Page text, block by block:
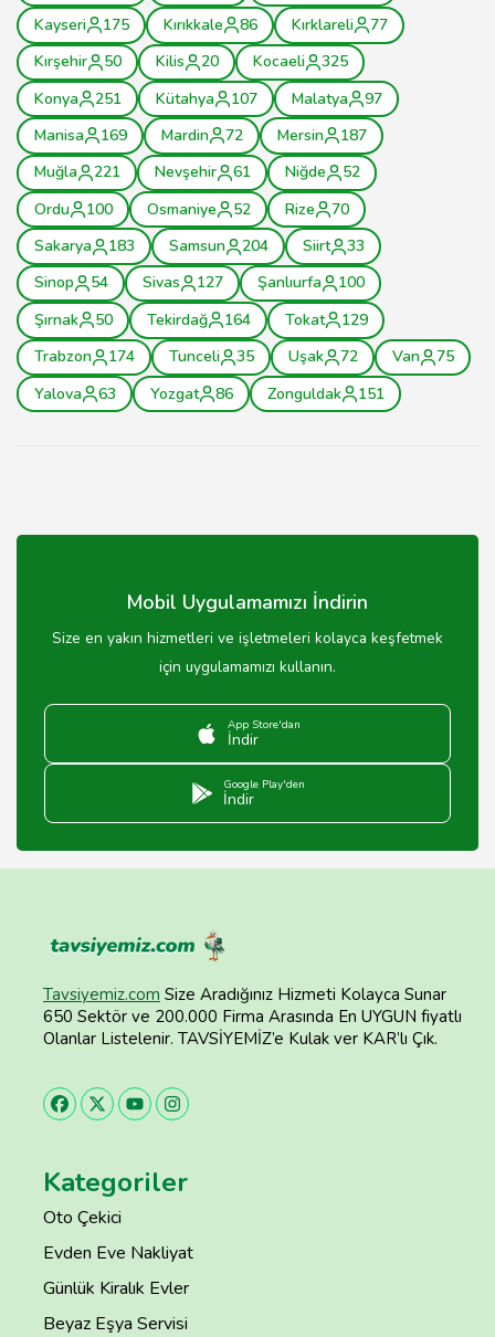
Kayseri
175 Kırıkkale 86 Kırklareli
77
Kırşehir
50 Kilis 20 Kocaeli
325
Konya
251 Kütahya 107 Malatya
97
Manisa
169 Mardin 72 Mersin
187
Muğla
221 Nevşehir 61 Niğde
52
Ordu
100 Osmaniye 52 Rize
70
Sakarya
183 Samsun 204 Siirt
33
Sinop
54 Sivas 127 Şanlıurfa
100
Şırnak
50 Tekirdağ 164 Tokat
129
Trabzon
174 Tunceli 35 Uşak 72 Van
75
Yalova
63 Yozgat 86 Zonguldak 151
Mobil Uygulamamızı İndirin
Size en yakın hizmetleri ve işletmeleri kolayca keşfetmek
için uygulamamızı kullanın.
App Store'dan
İndir
Google Play'den
İndir
Tavsiyemiz.com Size Aradığınız Hizmeti Kolayca Sunar
650 Sektör ve 200.000 Firma Arasında En UYGUN fiyatlı
Olanlar Listelenir. TAVSİYEMİZ’e Kulak ver KAR’lı Çık.
Kategoriler
Oto Çekici
Evden Eve Nakliyat
Günlük Kiralık Evler
Beyaz Eşya Servisi